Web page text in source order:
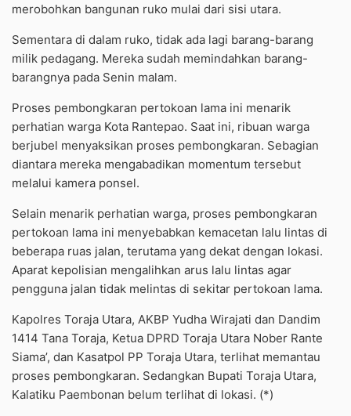
merobohkan bangunan ruko mulai dari sisi utara.
Sementara di dalam ruko, tidak ada lagi barang-barang
milik pedagang. Mereka sudah memindahkan barang-
barangnya pada Senin malam.
Proses pembongkaran pertokoan lama ini menarik
perhatian warga Kota Rantepao. Saat ini, ribuan warga
berjubel menyaksikan proses pembongkaran. Sebagian
diantara mereka mengabadikan momentum tersebut
melalui kamera ponsel.
Selain menarik perhatian warga, proses pembongkaran
pertokoan lama ini menyebabkan kemacetan lalu lintas di
beberapa ruas jalan, terutama yang dekat dengan lokasi.
Aparat kepolisian mengalihkan arus lalu lintas agar
pengguna jalan tidak melintas di sekitar pertokoan lama.
Kapolres Toraja Utara, AKBP Yudha Wirajati dan Dandim
1414 Tana Toraja, Ketua DPRD Toraja Utara Nober Rante
Siama’, dan Kasatpol PP Toraja Utara, terlihat memantau
proses pembongkaran. Sedangkan Bupati Toraja Utara,
Kalatiku Paembonan belum terlihat di lokasi. (*)